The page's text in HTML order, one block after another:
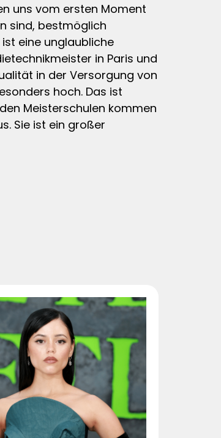
uns vom ersten Moment
sind, bestmöglich
eine unglaubliche
in Paris und
in der Versorgung von
hoch. Das ist
Meisterschulen kommen
Sie ist ein großer